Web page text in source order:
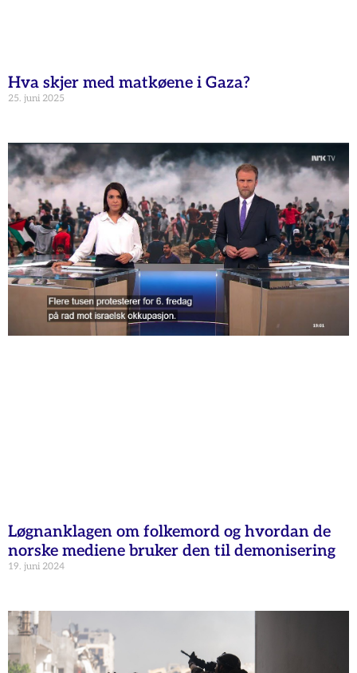
Hva skjer med matkøene i Gaza?
25. juni 2025
Løgnanklagen om folkemord og hvordan de
norske mediene bruker den til demonisering
19. juni 2024